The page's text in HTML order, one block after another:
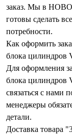
заказ. Мы в
готовы сделать
потребности.
Как оформить
блока цилиндров
Для оформления
блока цилиндров
связаться с нами
менеджеры
детали.
Доставка товара